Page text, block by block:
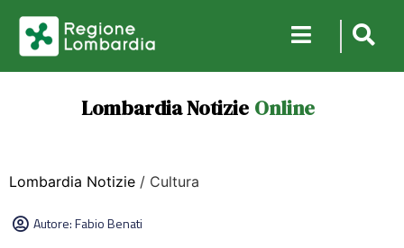
Lombardia Notizie Online
Lombardia Notizie / Cultura
Autore:Fabio Benati